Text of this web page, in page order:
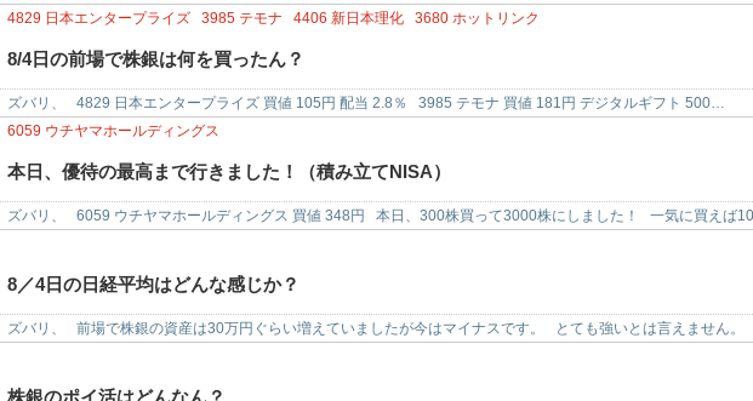
4829 日本エンタープライズ 3985 テモナ 4406 新日本理化 3680 ホットリンク
8/4日の前場で株銀は何を買ったん？
ズバリ、 4829 日本エンタープライズ 買値 105円 配当 2.8％ 3985 テモナ 買値 181円 デジタルギフト 500…
6059 ウチヤマホールディングス
本日、優待の最高まで行きました！（積み立てNISA）
ズバリ、 6059 ウチヤマホールディングス 買値 348円 本日、300株買って3000株にしました！ 一気に買えば
8／4日の日経平均はどんな感じか？
ズバリ、 前場で株銀の資産は30万円ぐらい増えていましたが今はマイナスです。 とても強いとは言えません
株銀のポイ活はどんなん？